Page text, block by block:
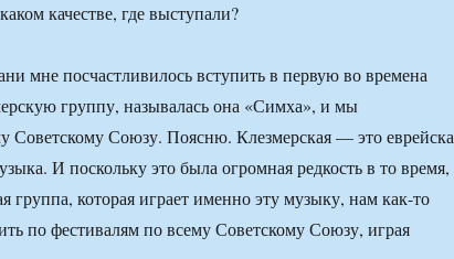
качестве, где выступали?
мне посчастливилось вступить в первую во времена
группу, называлась она «Симха», и мы
Советскому Союзу. Поясню. Клезмерская — это
И поскольку это была огромная редкость в то
группа, которая играет именно эту музыку, нам как-то
по фестивалям по всему Советскому Союзу, играя